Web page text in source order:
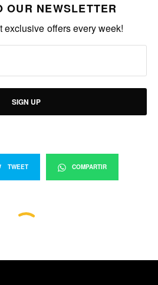
OUR NEWSLETTER
exclusive offers every week!
SIGN UP
TWEET COMPARTIR